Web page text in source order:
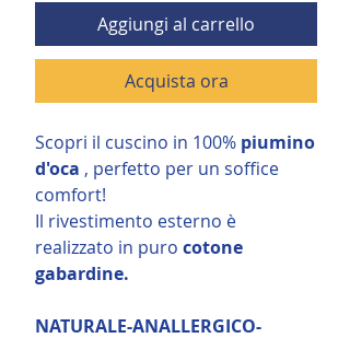
Aggiungi al carrello
Acquista ora
Scopri il cuscino in 100% piumino
d'oca , perfetto per un soffice
comfort!
Il rivestimento esterno è
realizzato in puro cotone
gabardine.
NATURALE-ANALLERGICO-